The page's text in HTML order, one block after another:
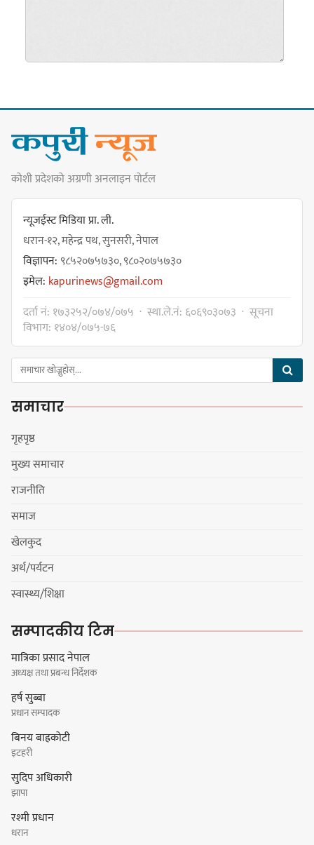
कोशी प्रदेशको अग्रणी अनलाइन पोर्टल
न्यूजईस्ट मिडिया प्रा. ली.
धरान-१२, महेन्द्र पथ, सुनसरी, नेपाल
विज्ञापन:९८५२०७५७३०, ९८०२०७५७३०
इमेल: kapurinews@gmail.com
दर्ता नं: १७३२५२/०७४/०७५ · स्था.ले.नं: ६०६९०३०७३ · सूचना
विभाग: १४०४/०७५-७६
समाचार
गृहपृष्ठ
मुख्य समाचार
राजनीति
समाज
खेलकुद
अर्थ/पर्यटन
स्वास्थ्य/शिक्षा
सम्पादकीय टिम
मात्रिका प्रसाद नेपाल
अध्यक्ष तथा प्रबन्ध निर्देशक
हर्ष सुब्बा
प्रधान सम्पादक
बिनय बाह्रकोटी
इटहरी
सुदिप अधिकारी
झापा
रश्मी प्रधान
धरान